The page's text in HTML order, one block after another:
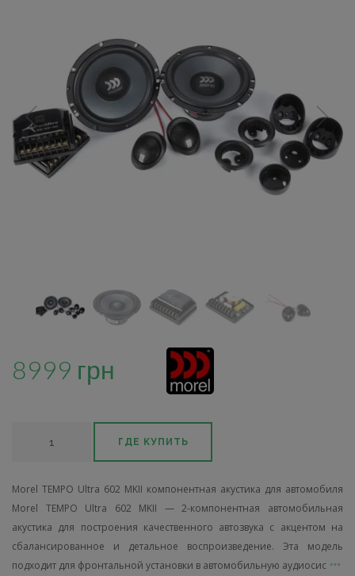
8999 грн
ГДЕ КУПИТЬ
Morel TEMPO Ultra 602 MKII компонентная акустика для автомобиля
Morel TEMPO Ultra 602 MKII — 2-компонентная автомобильная
акустика для построения качественного автозвука с акцентом на
сбалансированное и детальное воспроизведение. Эта модель
подходит для фронтальной установки в автомобильную аудиосис